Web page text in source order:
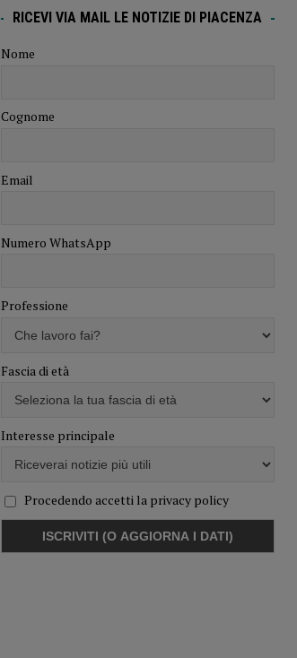
RICEVI VIA MAIL LE NOTIZIE DI PIACENZA
Nome
Cognome
Email
Numero WhatsApp
Professione
Fascia di età
Interesse principale
Procedendo accetti la privacy policy